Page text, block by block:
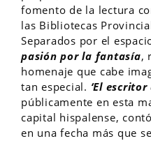
fomento de la lectura
las Bibliotecas
Separados por el
pasión por la fantasía,
homenaje que cabe
tan especial. ‘El escritor
públicamente en esta
capital hispalense,
en una fecha más que